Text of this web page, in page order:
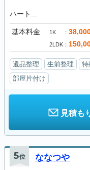
ハート...
基本料金 1K
2LDK
遺品整理 生前整理 特
部屋片付け
見積も
5位 ななつや